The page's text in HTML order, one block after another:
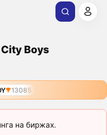
Boys
13085
на биржах.